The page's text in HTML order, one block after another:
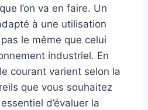
l’on va en faire. Un
à une utilisation
le même que celui
industriel. En
courant varient selon la
que vous souhaitez
d’évaluer la